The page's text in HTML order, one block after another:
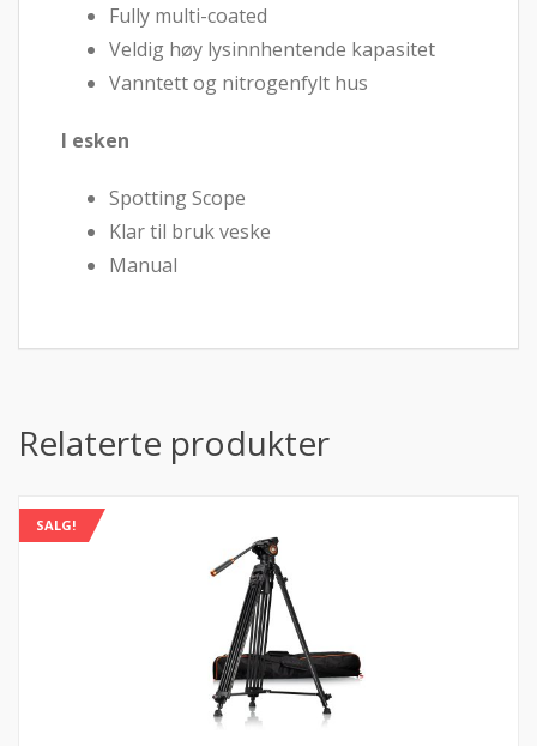
Fully multi-coated
Veldig høy lysinnhentende kapasitet
Vanntett og nitrogenfylt hus
I esken
Spotting Scope
Klar til bruk veske
Manual
Relaterte produkter
SALG!